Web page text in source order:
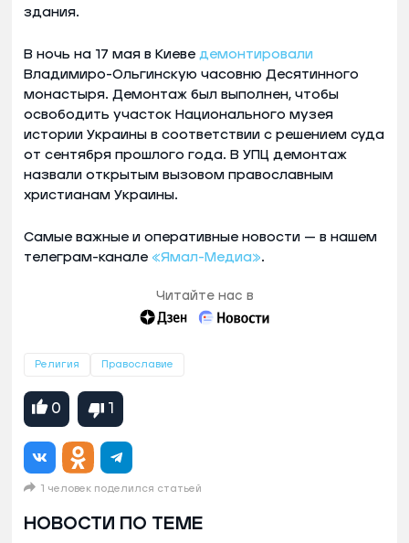
здания.
В ночь на 17 мая в Киеве демонтировали
Владимиро-Ольгинскую часовню Десятинного
монастыря. Демонтаж был выполнен, чтобы
освободить участок Национального музея
истории Украины в соответствии с решением суда
от сентября прошлого года. В УПЦ демонтаж
назвали открытым вызовом православным
христианам Украины.
Самые важные и оперативные новости — в нашем
телеграм-канале «Ямал-Медиа».
Читайте нас в
Религия Православие
0 1
1 человек поделился статьей
НОВОСТИ ПО ТЕМЕ